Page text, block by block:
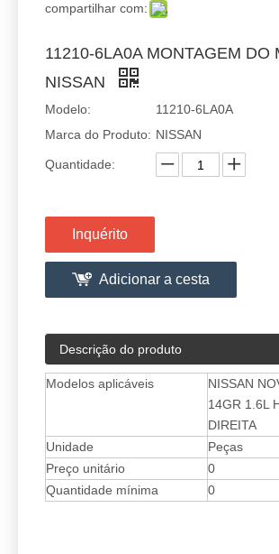
compartilhar com:
11210-6LA0A MONTAGEM DO
NISSAN
Modelo:
11210-6LA0A
Marca do Produto: NISSAN
Quantidade:
Inquérito
Adicionar a cesta
Descrição do produto
Modelos aplicáveis
NISSAN
14GR 1.6L
DIREITA
Unidade
Peças
Preço unitário
0
Quantidade mínima
0